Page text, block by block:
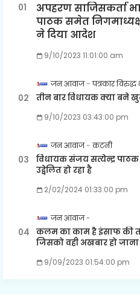
अपहरण साजिसकर्ता
पाठक समेत
ने दिया आदेश
9/10/2023 11:01:00 am
जन आवाज पत्रकार
तीन बार विधायक क्या बने
9/10/2023 03:43:00 pm
जन आवाज कटनी
विधायक संजय सत्येन्द्र
उद्वेलित हो रहा है
2/02/2024 01:33:00 pm
जन आवाज
कलम का काम है इंसाफ की
जिसको वही अखबार हो जाना
9/09/2023 01:54:00 pm